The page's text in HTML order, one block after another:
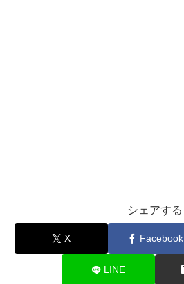
シェアする
X Facebook
LINE